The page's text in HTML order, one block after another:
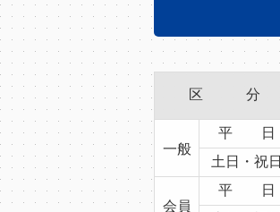
区 分
一般
平 日
土日・祝日
会員
平 日